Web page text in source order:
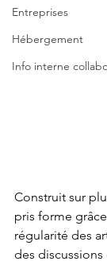
Entreprises
Hébergement
Info interne
Construit sur
pris forme
régularité des
des